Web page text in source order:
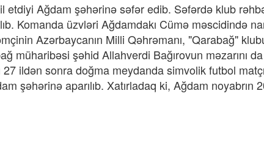
etdiyi Ağdam şəhərinə səfər edib. Səfərdə klub
Komanda üzvləri Ağdamdakı Cümə məscidində
Azərbaycanın Milli Qəhrəmanı, "Qarabağ"
müharibəsi şəhid Allahverdi Bağırovun məzarını
ildən sonra doğma meydanda simvolik futbol
şəhərinə aparılıb. Xatırladaq ki, Ağdam noyabrın